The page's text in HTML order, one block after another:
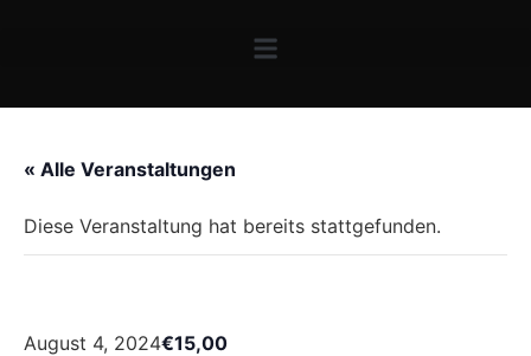
« Alle Veranstaltungen
Diese Veranstaltung hat bereits stattgefunden.
August 4, 2024€15,00